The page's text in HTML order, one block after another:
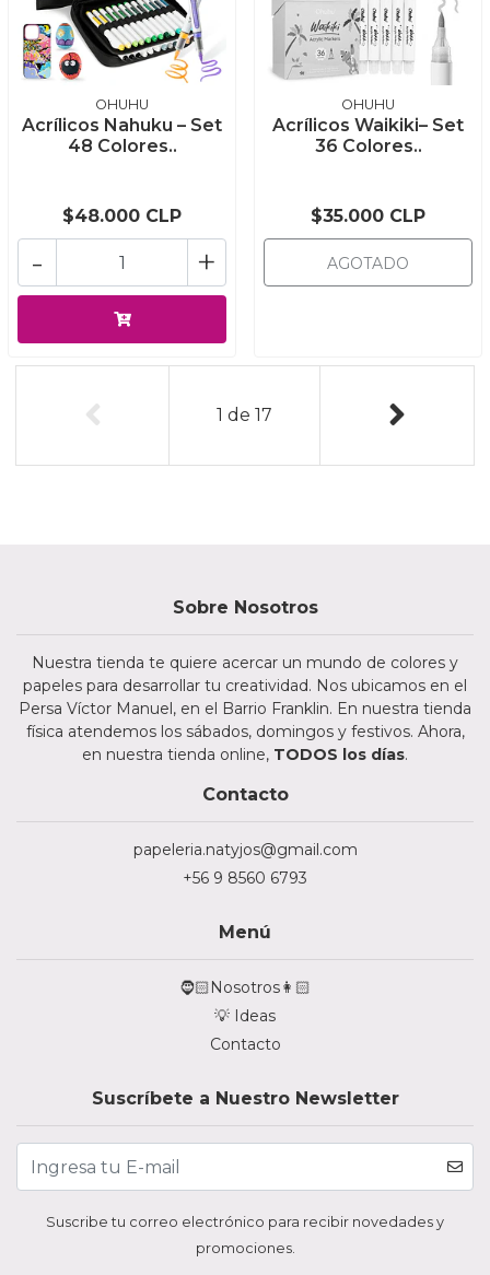
OHUHU
Acrílicos Nahuku – Set
48 Colores..
$48.000 CLP
+
-
OHUHU
Acrílicos Waikiki– Set
36 Colores..
$35.000 CLP
AGOTADO
1 de 17
Sobre Nosotros
Nuestra tienda te quiere acercar un mundo de colores y
papeles para desarrollar tu creatividad. Nos ubicamos en el
Persa Víctor Manuel, en el Barrio Franklin. En nuestra tienda
física atendemos los sábados, domingos y festivos. Ahora,
en nuestra tienda online, TODOS los días.
Contacto
papeleria.natyjos@gmail.com
+56 9 8560 6793
Menú
🧔🏻Nosotros👩🏻
💡 Ideas
Contacto
Suscríbete a Nuestro Newsletter
Suscribe tu correo electrónico para recibir novedades y
promociones.